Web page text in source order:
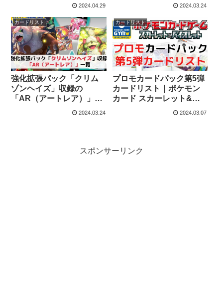
2024.04.29 2024.03.24
カードリスト
強化拡張パック「クリム
ゾンヘイズ」収録の
「AR（アートレア）」一
2024.03.24
カードリスト
プロモカードパック第5弾
カードリスト｜ポケモン
カード スカーレット&バ
2024.03.07
スポンサーリンク